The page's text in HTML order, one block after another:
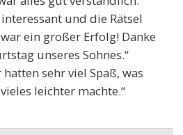
und die Rätsel
ein großer Erfolg! Danke
unseres Sohnes.“
sehr viel Spaß, was
leichter machte.“